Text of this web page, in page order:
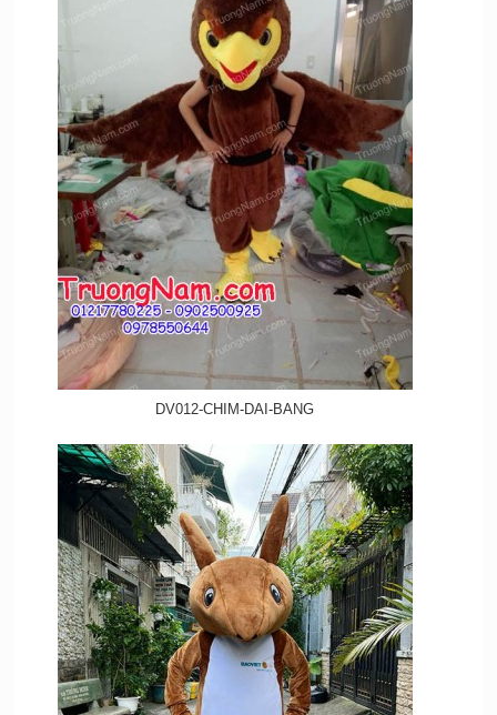
DV012-CHIM-DAI-BANG